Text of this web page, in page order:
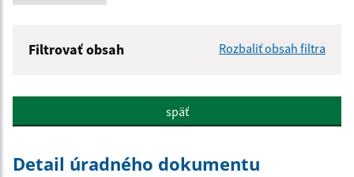
Filtrovať obsah Rozbaliť obsah filtra
Popis:
späť
Detail úradného dokumentu